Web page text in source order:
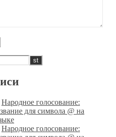
Народное голосование:
для символа @ на
Народное голосование: